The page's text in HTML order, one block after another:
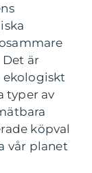
är
ekologiskt
typer av
köpval
vår planet